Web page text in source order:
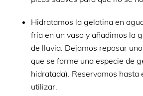
Hidratamos la gelatina en
fría en un vaso y añadimos la
de lluvia. Dejamos reposar
que se forme una especie de
hidratada). Reservamos hasta
utilizar.